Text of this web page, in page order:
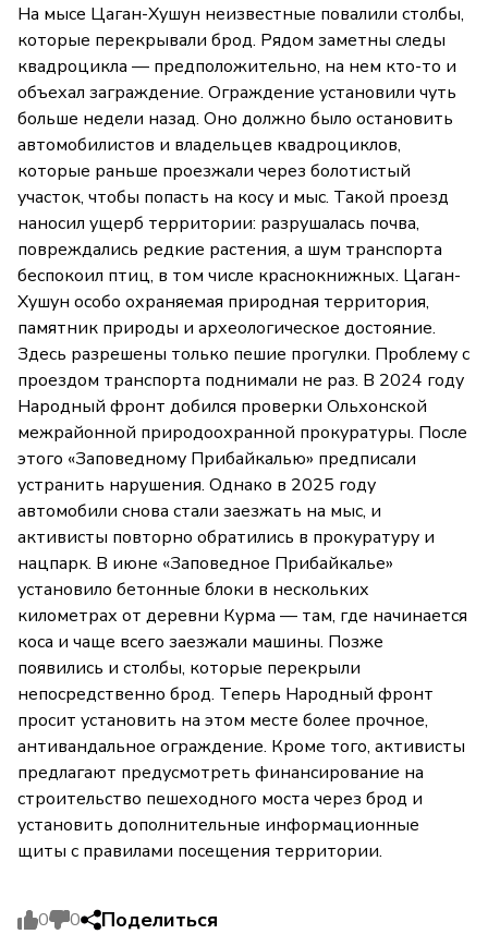
На мысе Цаган-Хушун неизвестные повалили столбы,
которые перекрывали брод. Рядом заметны следы
квадроцикла — предположительно, на нем кто-то и
объехал заграждение. Ограждение установили чуть
больше недели назад. Оно должно было остановить
автомобилистов и владельцев квадроциклов,
которые раньше проезжали через болотистый
участок, чтобы попасть на косу и мыс. Такой проезд
наносил ущерб территории: разрушалась почва,
повреждались редкие растения, а шум транспорта
беспокоил птиц, в том числе краснокнижных. Цаган-
Хушун особо охраняемая природная территория,
памятник природы и археологическое достояние.
Здесь разрешены только пешие прогулки. Проблему с
проездом транспорта поднимали не раз. В 2024 году
Народный фронт добился проверки Ольхонской
межрайонной природоохранной прокуратуры. После
этого «Заповедному Прибайкалью» предписали
устранить нарушения. Однако в 2025 году
автомобили снова стали заезжать на мыс, и
активисты повторно обратились в прокуратуру и
нацпарк. В июне «Заповедное Прибайкалье»
установило бетонные блоки в нескольких
километрах от деревни Курма — там, где начинается
коса и чаще всего заезжали машины. Позже
появились и столбы, которые перекрыли
непосредственно брод. Теперь Народный фронт
просит установить на этом месте более прочное,
антивандальное ограждение. Кроме того, активисты
предлагают предусмотреть финансирование на
строительство пешеходного моста через брод и
установить дополнительные информационные
щиты с правилами посещения территории.
0 0 Поделиться